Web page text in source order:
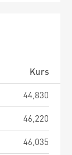
Kurs
44,830
46,220
46,035